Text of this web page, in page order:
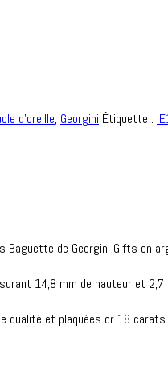
d'oreille, Georgini Étiquette :
Baguette de Georgini Gifts en
14,8 mm de hauteur et
qualité et plaquées or 18